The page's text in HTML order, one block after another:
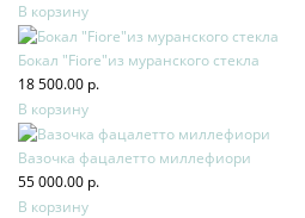
В корзину
Бокал "Fiore"из муранского стекла
18 500.00 р.
В корзину
Вазочка фацалетто миллефиори
55 000.00 р.
В корзину